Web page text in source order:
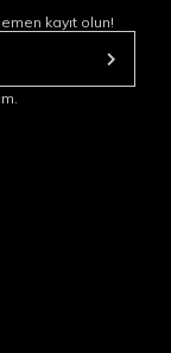
kayıt olun!